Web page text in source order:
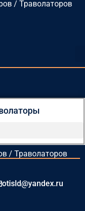
/ Траволаторов
/ Траволаторов
otisld@yandex.ru